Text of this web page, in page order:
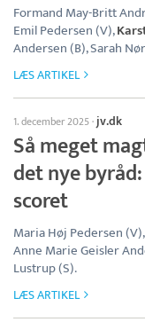
Formand May-Britt
Emil Pedersen (V),
Andersen (B), Sarah
LÆS ARTIKEL
1. december 2025·jv.dk
Så meget
det nye
scoret
Maria Høj Pedersen
Anne Marie Geisler
Lustrup (S).
LÆS ARTIKEL